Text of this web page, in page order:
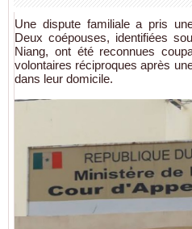
Une dispute familiale a pris
Deux coépouses, identifiées
Niang, ont été reconnues
volontaires réciproques après
dans leur domicile.